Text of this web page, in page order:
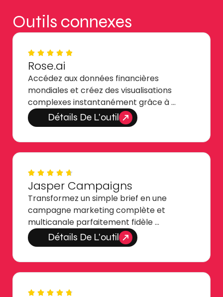
Outils connexes
Rose.ai
Accédez aux données financières
mondiales et créez des visualisations
complexes instantanément grâce à …
Détails De L'outil
Jasper Campaigns
Transformez un simple brief en une
campagne marketing complète et
multicanale parfaitement fidèle …
Détails De L'outil